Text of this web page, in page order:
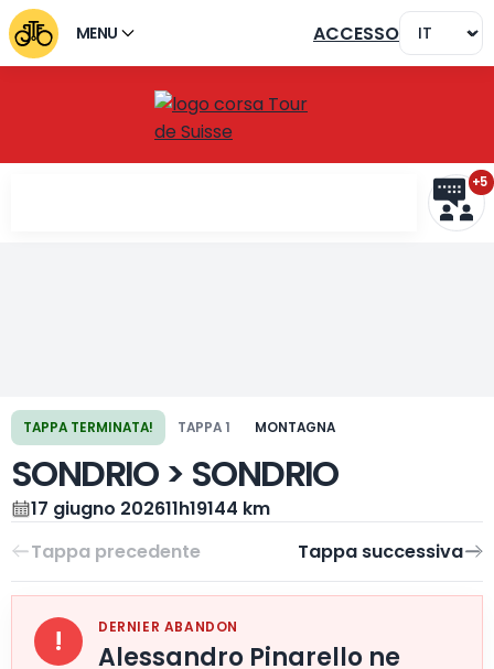
MENU ACCESSO
+5
TAPPA TERMINATA! TAPPA 1 MONTAGNA
SONDRIO > SONDRIO
17 giugno 202611h19144 km
Tappa precedente Tappa successiva
! DERNIER ABANDON
Alessandro Pinarello ne